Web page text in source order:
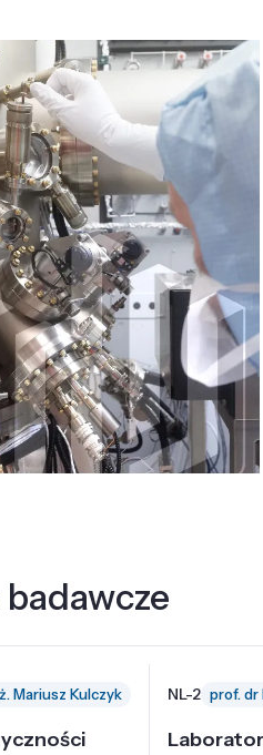
Mariusz Kulczyk NL-2